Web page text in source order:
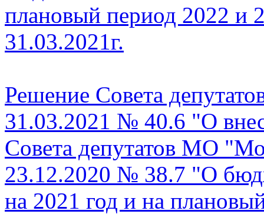
плановый период 2022 и
31.03.2021г.
Решение Совета
31.03.2021 № 40.6 "О
Совета депутатов МО
23.12.2020 № 38.7 "О
на 2021 год и на